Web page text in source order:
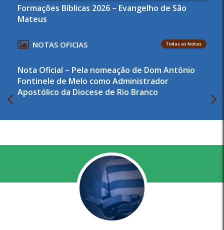
Formações Bíblicas 2026 – Evangelho de São
Mateus
NOTAS OFICIAS Todas as Notas
Nota Oficial – Pela nomeação de Dom Antônio
Fontinele de Melo como Administrador
Apostólico da Diocese de Rio Branco